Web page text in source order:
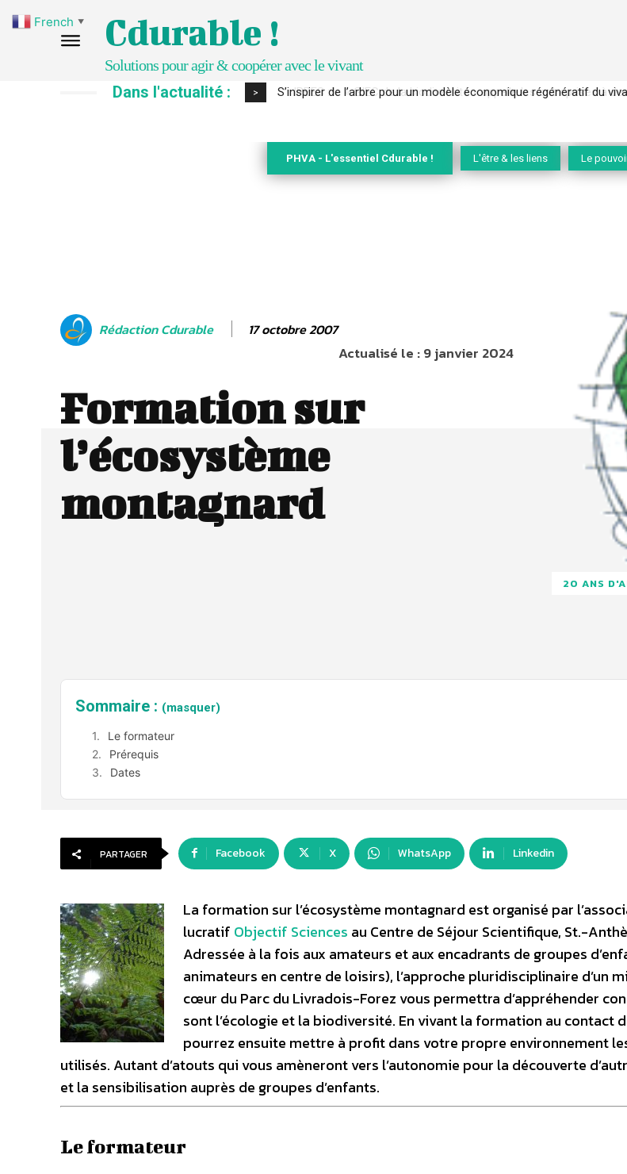
Cdurable !
Solutions pour agir & coopérer avec le vivant
Dans l'actualité : > IPBES : le « GIEC de la biodiversité » appelle les entreprises à
PHVA - L'essentiel Cdurable ! L'être & les liens Le
Rédaction Cdurable 17 octobre 2007
Actualisé le :9 janvier 2024
Formation sur
l’écosystème
montagnard
20 ANS
Sommaire : (masquer)
Le formateur
Prérequis
Dates
PARTAGER Facebook X WhatsApp Linkedin
La formation sur l’écosystème montagnard est organisé par
lucratif Objectif Sciences au Centre de Séjour Scientifique, St.-
Adressée à la fois aux amateurs et aux encadrants de groupes
animateurs en centre de loisirs), l’approche pluridisciplinaire d’un
cœur du Parc du Livradois-Forez vous permettra d’appréhender
sont l’écologie et la biodiversité. En vivant la formation au contact
pourrez ensuite mettre à profit dans votre propre environnement
utilisés. Autant d’atouts qui vous amèneront vers l’autonomie pour la découverte
et la sensibilisation auprès de groupes d’enfants.
Le formateur
French ▼